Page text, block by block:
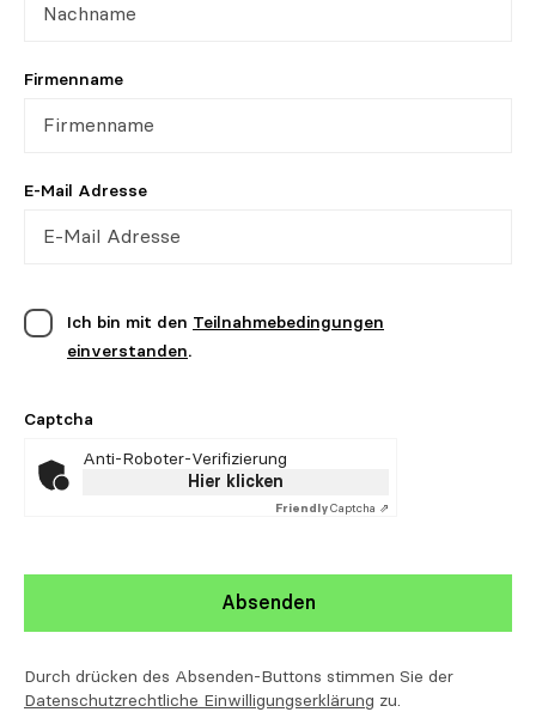
Firmenname
E-Mail Adresse
Ich bin mit den Teilnahmebedingungen
einverstanden.
Captcha
Anti-Roboter-Verifizierung
Hier klicken
Friendly Captcha ⇗
Absenden
Durch drücken des Absenden-Buttons stimmen Sie der
Datenschutzrechtliche Einwilligungserklärung zu.